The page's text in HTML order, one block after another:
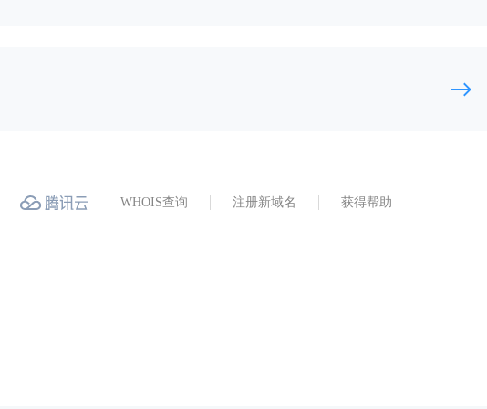
WHOIS查询 注册新域名 获得帮助